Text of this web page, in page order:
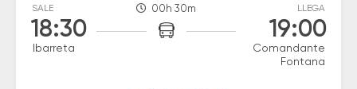
SALE
18:30
Ibarreta
00h 30m LLEGA
19:00
Comandante
Fontana